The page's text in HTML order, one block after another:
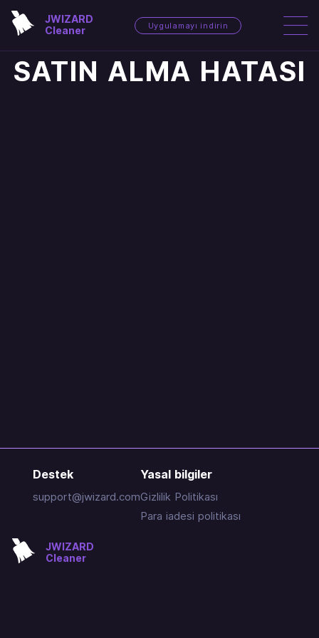
JWIZARD
Cleaner
Uygulamayı indirin
SATIN ALMA HATASI
JWIZARD
Cleaner
Destek
support@jwizard.com
Yasal bilgiler
Gizlilik Politikası
Para iadesi politikası